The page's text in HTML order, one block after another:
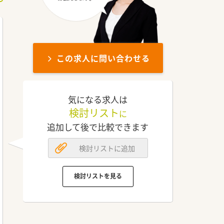
この求人に問い合わせる
気になる求人は
検討リスト に
追加して後で比較できます
検討リストに追加
検討リストを見る